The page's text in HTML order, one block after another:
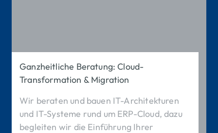
Ganzheitliche Beratung: Cloud-
Transformation & Migration
Wir beraten und bauen IT-Architekturen
und IT-Systeme rund um ERP-Cloud, dazu
begleiten wir die Einführung Ihrer